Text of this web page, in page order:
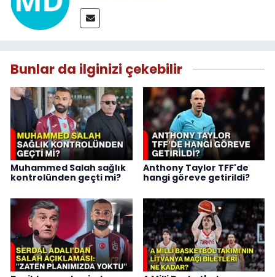
Bunlar da ilginizi çekebilir
Muhammed Salah sağlık
kontrolünden geçti mi?
Anthony Taylor TFF'de
hangi göreve getirildi?